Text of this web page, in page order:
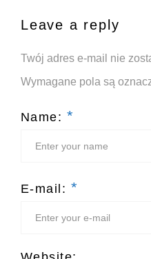
Leave a reply
Twój adres e-mail nie
Wymagane pola są
Name: *
E-mail: *